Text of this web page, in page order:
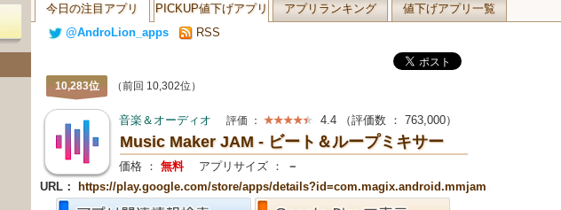
今日の注目アプリ PICKUP値下げアプリ アプリランキング
値下げアプリ一覧
@AndroLion_apps
RSS
10,283位 （前回 10,302位）
音楽＆オーディオ 評価 ： 4.4 （評価数 ： 763,000）
Music Maker JAM - ビート＆ループミキサー
価格 ： 無料 アプリサイズ ：
－
URL：
https://play.google.com/store/apps/details?id=com.magix.android.mmjam